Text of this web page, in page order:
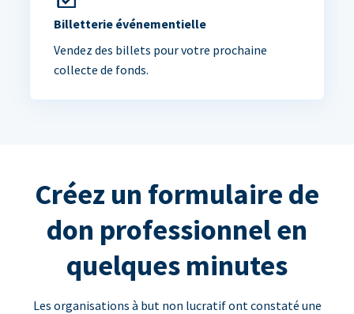
Billetterie événementielle
Vendez des billets pour votre prochaine
collecte de fonds.
Créez un formulaire de
don professionnel en
quelques minutes
Les organisations à but non lucratif ont constaté une